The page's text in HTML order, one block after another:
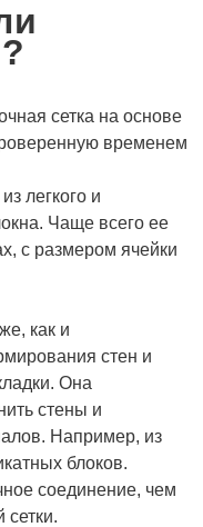
сетка на основе
временем
легкого и
Чаще всего ее
с размером ячейки
как и
стен и
Она
стены и
Например, из
блоков.
соединение, чем
сетки.